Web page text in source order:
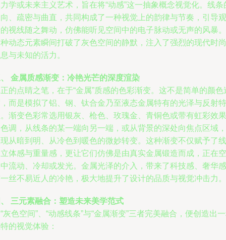
学或未来主义艺术，旨在将“动感”这一抽象概念视觉化。线条
、疏密与曲直，共同构成了一种视觉上的韵律与节奏，引导观
视线随之舞动，仿佛能听见空间中的电子脉动或无声的风暴。
动态元素瞬间打破了灰色空间的静默，注入了强烈的现代时尚
与未知的活力。
金属质感渐变：冷艳光芒的深度渲染
的点睛之笔，在于“金属”质感的色彩渐变。这不是简单的颜色
而是模拟了铝、钢、钛合金乃至液态金属特有的光泽与反射特
渐变色彩常选用银灰、枪色、玫瑰金、青铜色或带有虹彩效果
调，从线条的某一端向另一端，或从背景的深处向焦点区域，
从暗到明、从冷色到暖色的微妙转变。这种渐变不仅赋予了线
体感与重量感，更让它们仿佛是由真实金属锻造而成，正在空
流动、冷却或发光。金属光泽的介入，带来了科技感、奢华感
丝不易近人的冷艳，极大地提升了设计的品质与视觉冲击力。
三元素融合：塑造未来美学范式
灰色空间”、“动感线条”与“金属渐变”三者完美融合，便创造出
的视觉体验：